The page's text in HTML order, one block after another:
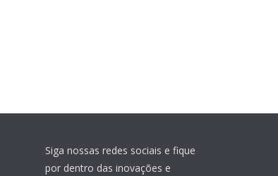
Siga nossas redes sociais e fique
por dentro das inovações e